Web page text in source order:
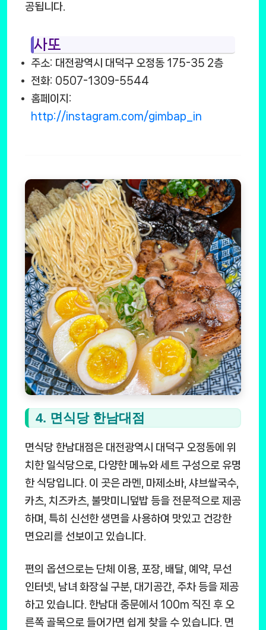
공됩니다.
사또
주소: 대전광역시 대덕구 오정동 175-35 2층
전화: 0507-1309-5544
홈페이지:
http://instagram.com/gimbap_in
4. 면식당 한남대점
면식당 한남대점은 대전광역시 대덕구 오정동에 위
치한 일식당으로, 다양한 메뉴와 세트 구성으로 유명
한 식당입니다. 이 곳은 라멘, 마제소바, 샤브쌀국수,
카츠, 치즈카츠, 불맛미니덮밥 등을 전문적으로 제공
하며, 특히 신선한 생면을 사용하여 맛있고 건강한
면요리를 선보이고 있습니다.
편의 옵션으로는 단체 이용, 포장, 배달, 예약, 무선
인터넷, 남녀 화장실 구분, 대기공간, 주차 등을 제공
하고 있습니다. 한남대 중문에서 100m 직진 후 오
른쪽 골목으로 들어가면 쉽게 찾을 수 있습니다. 면